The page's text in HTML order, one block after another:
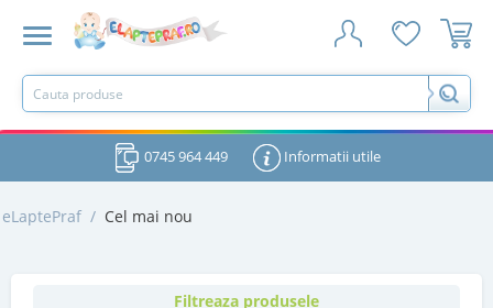
0745 964 449 Informatii utile
eLaptePraf / Cel mai nou
Filtreaza produsele